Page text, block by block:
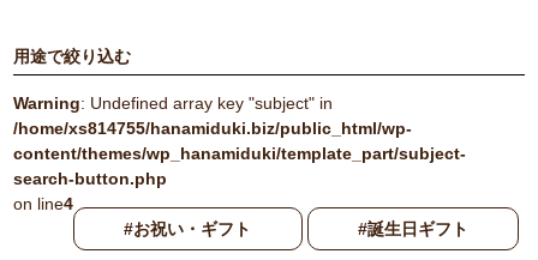
用途で絞り込む
Warning: Undefined array key "subject" in
/home/xs814755/hanamiduki.biz/public_html/wp-
content/themes/wp_hanamiduki/template_part/subject-
search-button.php
on line4
#お祝い・ギフト
#誕生日ギフト